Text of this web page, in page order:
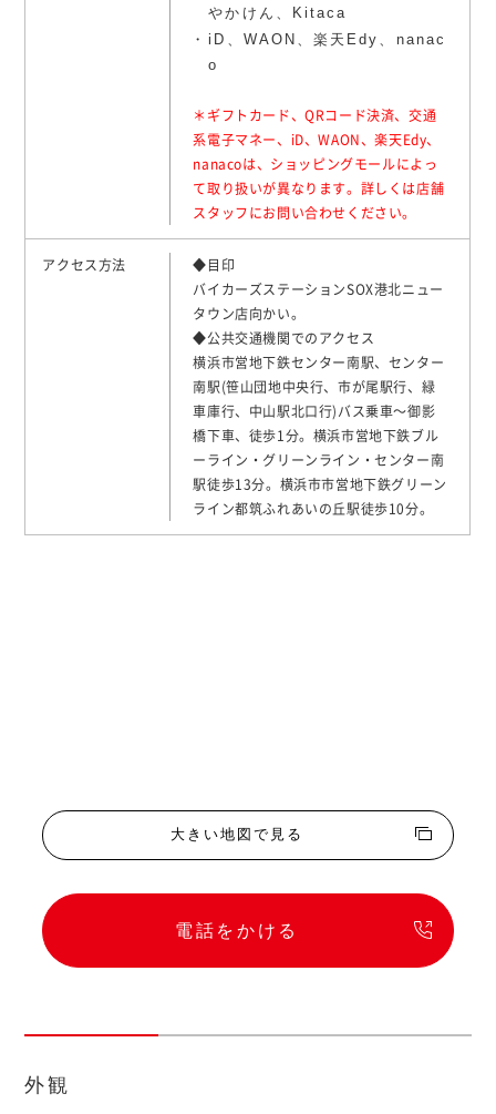
やかけん、Kitaca
iD、WAON、楽天Edy、nanac
o
＊ギフトカード、QRコード決済、交通
系電子マネー、iD、WAON、楽天Edy、
nanacoは、ショッピングモールによっ
て取り扱いが異なります。詳しくは店舗
スタッフにお問い合わせください。
アクセス方法
◆目印
バイカーズステーションSOX港北ニュー
タウン店向かい。
◆公共交通機関でのアクセス
横浜市営地下鉄センター南駅、センター
南駅(笹山団地中央行、市が尾駅行、緑
車庫行、中山駅北口行)バス乗車〜御影
橋下車、徒歩1分。横浜市営地下鉄ブル
ーライン・グリーンライン・センター南
駅徒歩13分。横浜市市営地下鉄グリーン
ライン都筑ふれあいの丘駅徒歩10分。
大きい地図で見る
電話をかける
外観